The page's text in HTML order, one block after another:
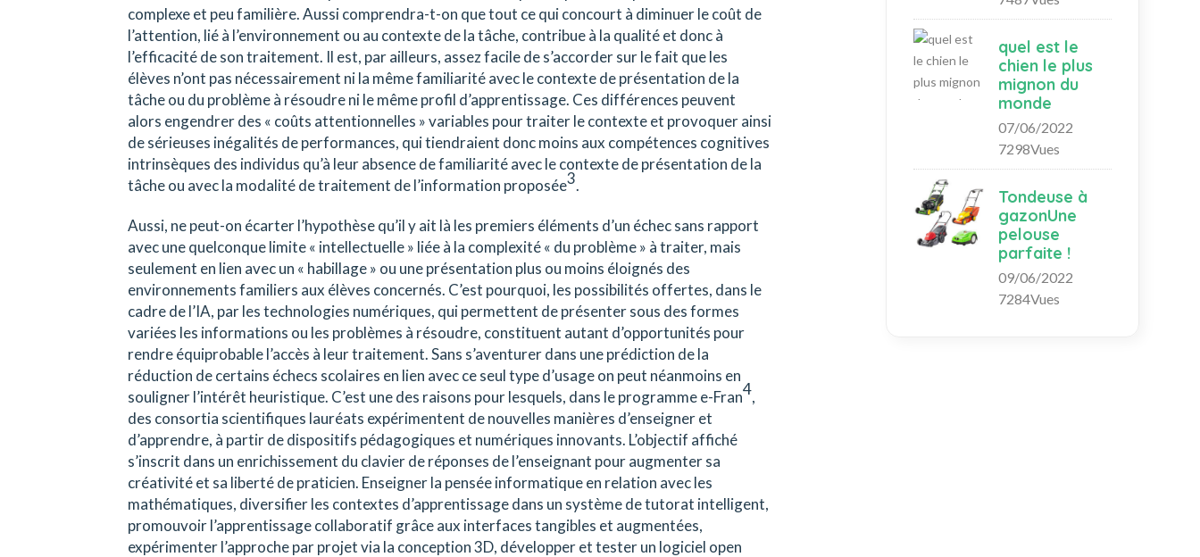
complexe et peu familière. Aussi comprendra-t-on que tout ce qui concourt à diminuer le coût de
l’attention, lié à l’environnement ou au contexte de la tâche, contribue à la qualité et donc à
l’efficacité de son traitement. Il est, par ailleurs, assez facile de s’accorder sur le fait que les
élèves n’ont pas nécessairement ni la même familiarité avec le contexte de présentation de la
tâche ou du problème à résoudre ni le même profil d’apprentissage. Ces différences peuvent
alors engendrer des « coûts attentionnelles » variables pour traiter le contexte et provoquer ainsi
de sérieuses inégalités de performances, qui tiendraient donc moins aux compétences cognitives
intrinsèques des individus qu’à leur absence de familiarité avec le contexte de présentation de la
tâche ou avec la modalité de traitement de l’information proposée3.
Aussi, ne peut-on écarter l’hypothèse qu’il y ait là les premiers éléments d’un échec sans rapport
avec une quelconque limite « intellectuelle » liée à la complexité « du problème » à traiter, mais
seulement en lien avec un « habillage » ou une présentation plus ou moins éloignés des
environnements familiers aux élèves concernés. C’est pourquoi, les possibilités offertes, dans le
cadre de l’IA, par les technologies numériques, qui permettent de présenter sous des formes
variées les informations ou les problèmes à résoudre, constituent autant d’opportunités pour
rendre équiprobable l’accès à leur traitement. Sans s’aventurer dans une prédiction de la
réduction de certains échecs scolaires en lien avec ce seul type d’usage on peut néanmoins en
souligner l’intérêt heuristique. C’est une des raisons pour lesquels, dans le programme e-Fran4,
des consortia scientifiques lauréats expérimentent de nouvelles manières d’enseigner et
d’apprendre, à partir de dispositifs pédagogiques et numériques innovants. L’objectif affiché
s’inscrit dans un enrichissement du clavier de réponses de l’enseignant pour augmenter sa
créativité et sa liberté de praticien. Enseigner la pensée informatique en relation avec les
mathématiques, diversifier les contextes d’apprentissage dans un système de tutorat intelligent,
promouvoir l’apprentissage collaboratif grâce aux interfaces tangibles et augmentées,
expérimenter l’approche par projet via la conception 3D, développer et tester un logiciel open
quel est le
chien le plus
mignon du
monde
07/06/2022
7298Vues
Tondeuse à
gazonUne
pelouse
parfaite !
09/06/2022
7284Vues